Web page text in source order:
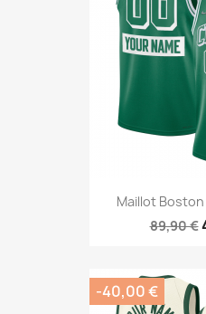
Maillot
89,90 €
-40,00 €